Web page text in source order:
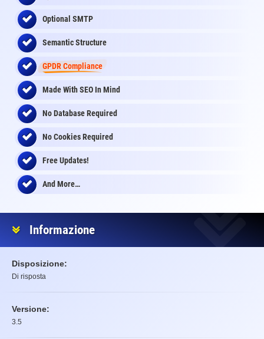
Optional SMTP
Semantic Structure
GPDR Compliance
Made With SEO In Mind
No Database Required
No Cookies Required
Free Updates!
And More…
Informazione
Disposizione:
Di risposta
Versione:
3.5